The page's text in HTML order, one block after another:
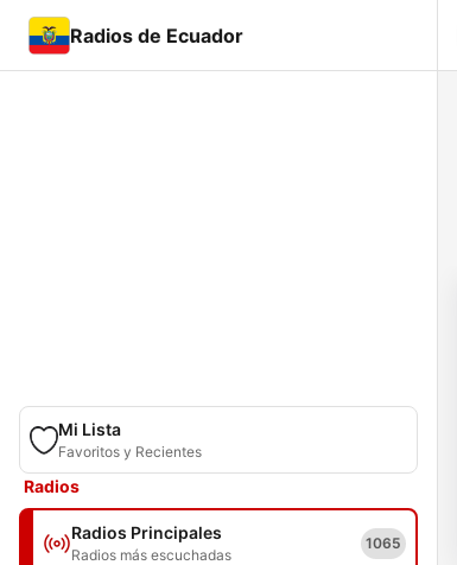
Radios de Ecuador
Mi Lista
Favoritos y Recientes
Radios
Radios Principales
Radios más escuchadas
1065